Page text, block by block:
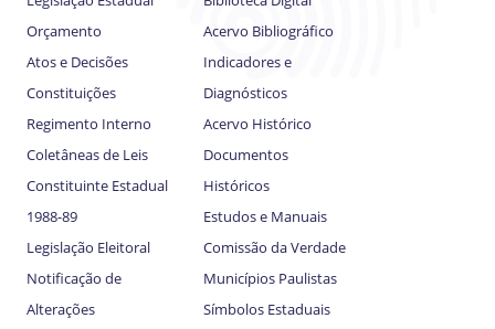
Orçamento
Atos e Decisões
Constituições
Regimento Interno
Coletâneas de Leis
Constituinte Estadual
1988-89
Legislação Eleitoral
Notificação de
Alterações
Acervo Bibliográfico
Indicadores e
Diagnósticos
Acervo Histórico
Documentos
Históricos
Estudos e Manuais
Comissão da Verdade
Municípios Paulistas
Símbolos Estaduais